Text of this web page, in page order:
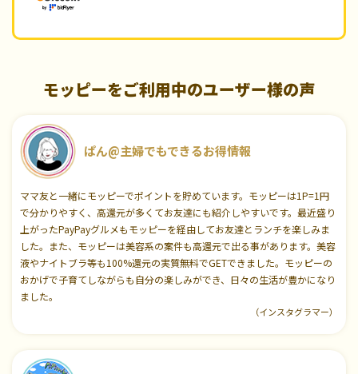
モッピーをご利用中のユーザー様の声
ぱん@主婦でもできるお得情報
ママ友と一緒にモッピーでポイントを貯めています。モッピーは1P=1円
で分かりやすく、高還元が多くてお友達にも紹介しやすいです。最近盛り
上がったPayPayグルメもモッピーを経由してお友達とランチを楽しみま
した。また、モッピーは美容系の案件も高還元で出る事があります。美容
液やナイトブラ等も100%還元の実質無料でGETできました。モッピーの
おかげで子育てしながらも自分の楽しみができ、日々の生活が豊かになり
ました。
（インスタグラマー）